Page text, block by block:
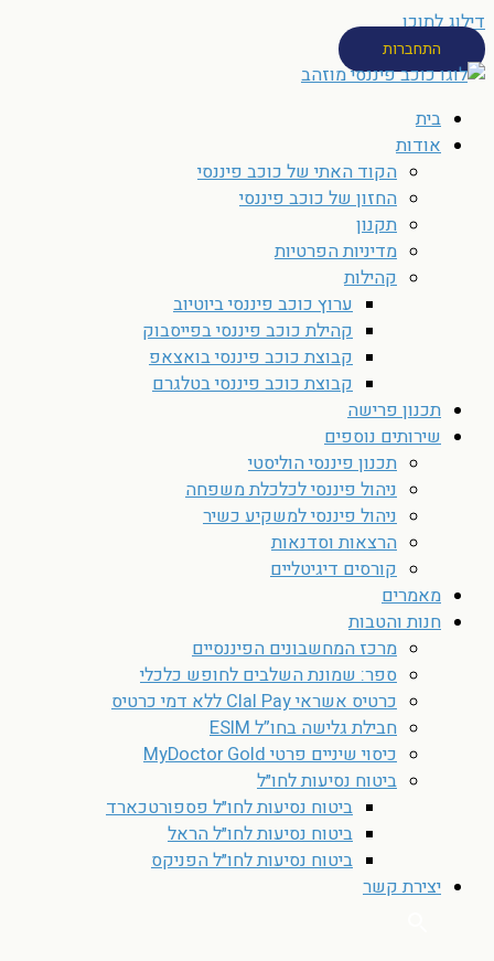
דילוג לתוכן
התחברות
בית
אודות
הקוד האתי של כוכב פיננסי
החזון של כוכב פיננסי
תקנון
מדיניות הפרטיות
קהילות
ערוץ כוכב פיננסי ביוטיוב
קהילת כוכב פיננסי בפייסבוק
קבוצת כוכב פיננסי בואצאפ
קבוצת כוכב פיננסי בטלגרם
תכנון פרישה
שירותים נוספים
תכנון פיננסי הוליסטי
ניהול פיננסי לכלכלת משפחה
ניהול פיננסי למשקיע כשיר
הרצאות וסדנאות
קורסים דיגיטליים
מאמרים
חנות והטבות
מרכז המחשבונים הפיננסיים
ספר: שמונת השלבים לחופש כלכלי
כרטיס אשראי Clal Pay ללא דמי כרטיס
חבילת גלישה בחו”ל ESIM
כיסוי שיניים פרטי MyDoctor Gold
ביטוח נסיעות לחו״ל
ביטוח נסיעות לחו״ל פספורטכארד
ביטוח נסיעות לחו״ל הראל
ביטוח נסיעות לחו״ל הפניקס
יצירת קשר